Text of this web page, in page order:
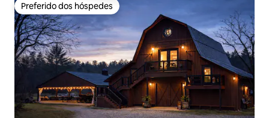
Preferido dos hóspedes
Preferido dos hóspedes